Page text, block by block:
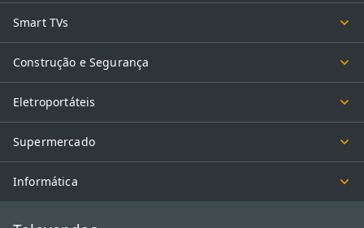
Smart TVs
Construção e Segurança
Eletroportáteis
Supermercado
Informática